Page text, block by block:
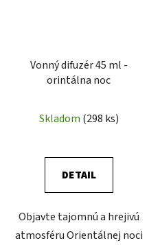
Vonný difuzér 45 ml -
orintálna noc
Skladom (298 ks)
DETAIL
Objavte tajomnú a hrejivú
atmosféru Orientálnej noci